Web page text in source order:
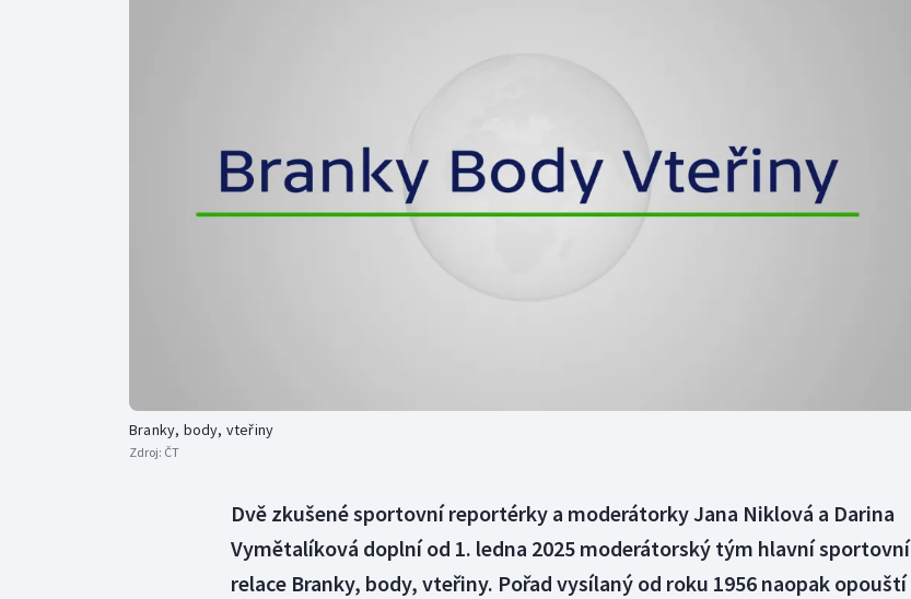
Futsal
Golf
Olympijské hry
Parasport
Plavání
Volejbal
Ostatní
Branky, body, vteřiny
Zdroj: ČT
Dvě zkušené sportovní reportérky a moderátorky Jana Niklová a Darina
Vymětalíková doplní od 1. ledna 2025 moderátorský tým hlavní sportovní
relace Branky, body, vteřiny. Pořad vysílaný od roku 1956 naopak opouští